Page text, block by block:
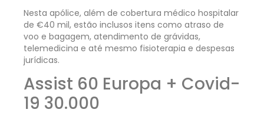
Nesta apólice, além de cobertura médico hospitalar
de €40 mil, estão inclusos itens como atraso de
voo e bagagem, atendimento de grávidas,
telemedicina e até mesmo fisioterapia e despesas
jurídicas.
Assist 60 Europa + Covid-
19 30.000